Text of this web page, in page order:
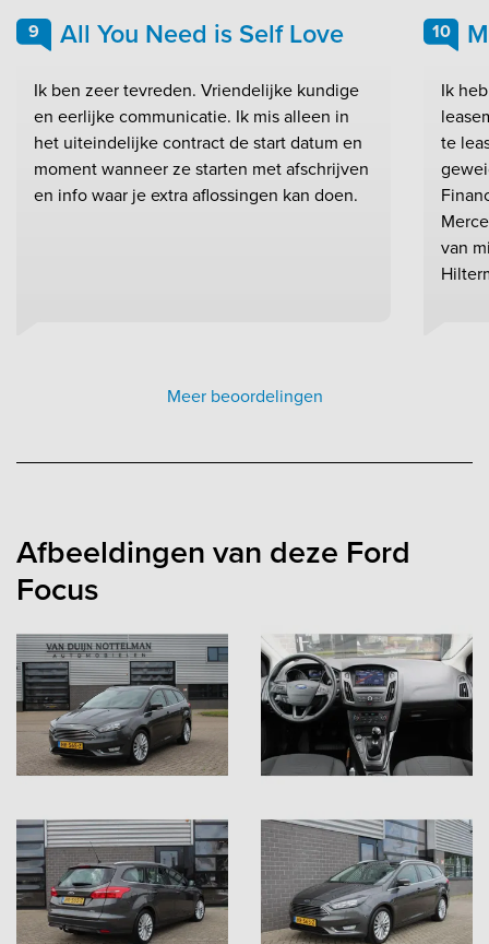
9 All You Need is Self Love
Ik ben zeer tevreden. Vriendelijke kundige
en eerlijke communicatie. Ik mis alleen in
het uiteindelijke contract de start datum en
moment wanneer ze starten met afschrijven
en info waar je extra aflossingen kan doen.
10
Ik
te
van
Meer beoordelingen
Afbeeldingen van deze Ford
Focus